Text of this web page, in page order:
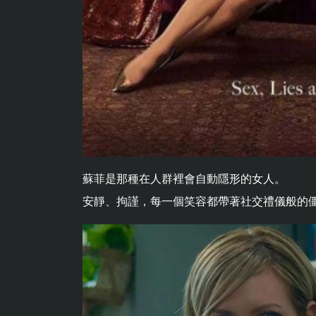
蘇菲是那種在人群裡會自動隱形的女人。
安靜、拘謹，每一個笑容都帶著社交禮儀般的